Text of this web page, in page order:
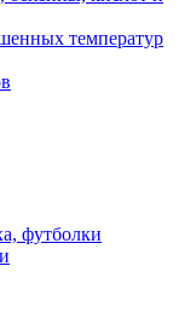
температур
футболки